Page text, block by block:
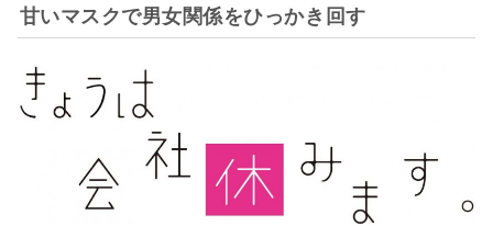
甘いマスクで男女関係をひっかき回す